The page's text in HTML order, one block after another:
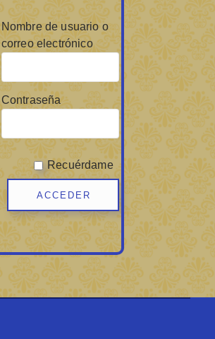
Nombre de usuario o
correo electrónico
Contraseña
Recuérdame